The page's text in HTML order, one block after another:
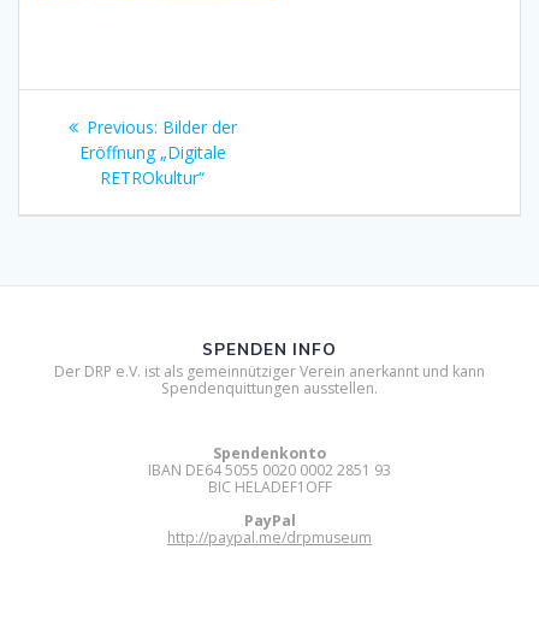
Beitragsnavigation
Previous: Previous
post:
Bilder der
Eröffnung „Digitale
RETROkultur“
SPENDEN INFO
Der DRP e.V. ist als gemeinnütziger Verein anerkannt und kann
Spendenquittungen ausstellen.
Spendenkonto
IBAN DE64 5055 0020 0002 2851 93
BIC HELADEF1OFF
PayPal
http://paypal.me/drpmuseum